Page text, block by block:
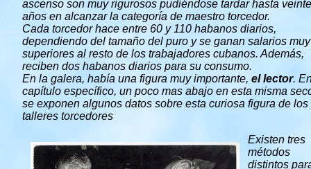
ascenso son muy rigurosos pudiéndose tardar hasta veinte
años en alcanzar la categoría de maestro torcedor.
Cada torcedor hace entre 60 y 110 habanos diarios,
dependiendo del tamaño del puro y se ganan salarios muy
superiores al resto de los trabajadores cubanos. Además,
reciben dos habanos diarios para su consumo.
En la galera, había una figura muy importante, el lector.
capítulo específico, un poco mas abajo en esta misma
se exponen algunos datos sobre esta curiosa figura de los
talleres torcedores
Existen tres
métodos
distintos